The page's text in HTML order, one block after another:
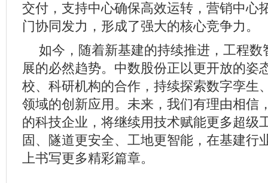
交付，支持中心确保高效运转，营销中心
门协同发力，形成了强大的核心竞争力。
如今，随着新基建的持续推进，工程数
展的必然趋势。中数股份正以更开放的姿
校、科研机构的合作，持续探索数字孪生
领域的创新应用。未来，我们有理由相信
的科技企业，将继续用技术赋能更多超级
固、隧道更安全、工地更智能，在基建行
上书写更多精彩篇章。